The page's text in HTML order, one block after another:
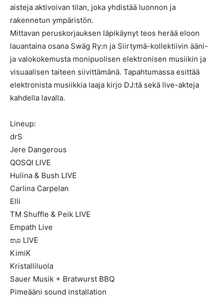
aisteja aktivoivan tilan, joka yhdistää luonnon ja
rakennetun ympäristön.
Mittavan peruskorjauksen läpikäynyt teos herää eloon
lauantaina osana Swäg Ry:n ja Siirtymä-kollektiivin ääni-
ja valokokemusta monipuolisen elektronisen musiikin ja
visuaalisen taiteen siivittämänä. Tapahtumassa esittää
elektronista musiikkia laaja kirjo DJ:tä sekä live-akteja
kahdella lavalla.
Lineup:
drS
Jere Dangerous
QOSQI LIVE
Hulina & Bush LIVE
Carlina Carpelan
Elli
TM Shuffle & Peik LIVE
Empath Live
ಊ LIVE
KimiK
Kristalliluola
Sauer Musik + Bratwurst BBQ
Pimeääni sound installation